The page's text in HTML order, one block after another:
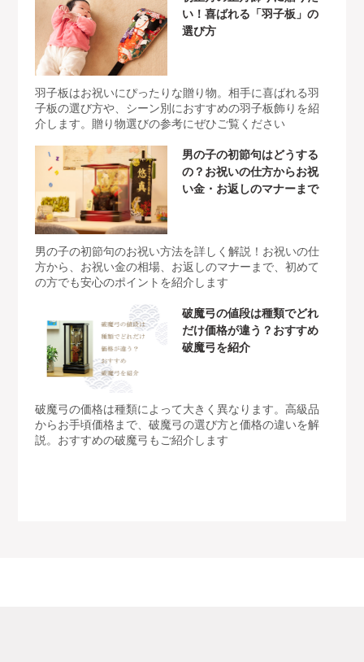
い！喜ばれる「羽子板」の
選び方
羽子板はお祝いにぴったりな贈り物。相手に喜ばれる羽
子板の選び方や、シーン別におすすめの羽子板飾りを紹
介します。贈り物選びの参考にぜひご覧ください
男の子の初節句はどうする
の？お祝いの仕方からお祝
い金・お返しのマナーまで
男の子の初節句のお祝い方法を詳しく解説！お祝いの仕
方から、お祝い金の相場、お返しのマナーまで、初めて
の方でも安心のポイントを紹介します
破魔弓の値段は種類でどれ
だけ価格が違う？おすすめ
破魔弓を紹介
破魔弓の価格は種類によって大きく異なります。高級品
からお手頃価格まで、破魔弓の選び方と価格の違いを解
説。おすすめの破魔弓もご紹介します